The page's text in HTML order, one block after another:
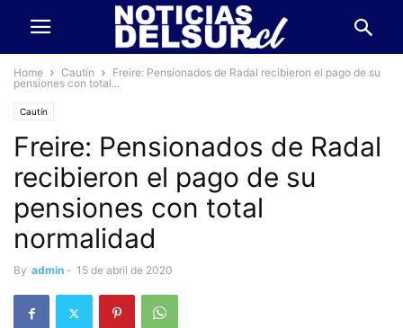
Home Cautín
Freire: Pensionados de Radal recibieron el pago de su
pensiones con total...
Cautín
Freire: Pensionados de Radal
recibieron el pago de su
pensiones con total
normalidad
By admin - 15 de abril de 2020